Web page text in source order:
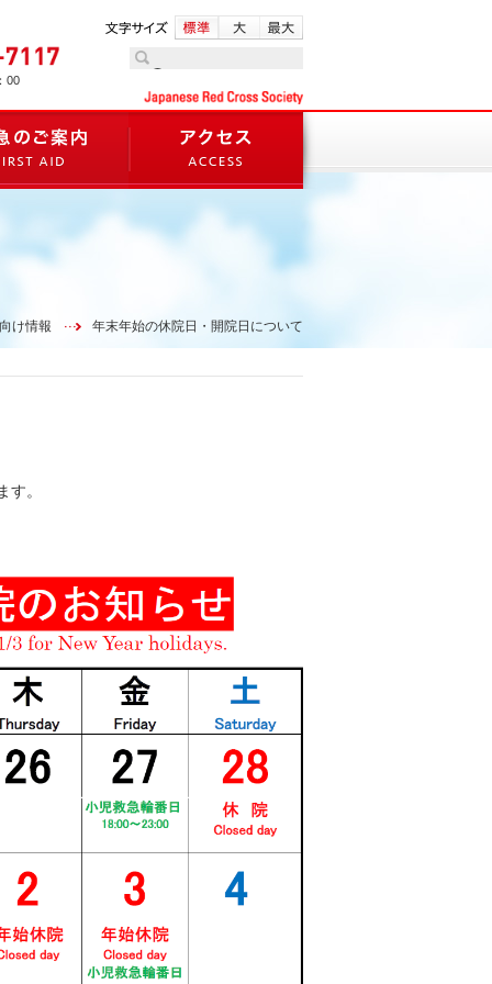
00
け情報 年末年始の休院日・開院日について
。